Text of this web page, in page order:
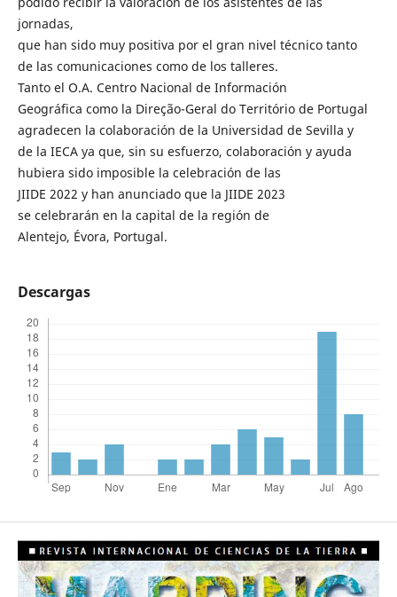
jornadas,
que han sido muy positiva por el gran nivel técnico tanto
de las comunicaciones como de los talleres.
Tanto el O.A. Centro Nacional de Información
Geográfica como la Direção-Geral do Território de Portugal
agradecen la colaboración de la Universidad de Sevilla y
de la IECA ya que, sin su esfuerzo, colaboración y ayuda
hubiera sido imposible la celebración de las
JIIDE 2022 y han anunciado que la JIIDE 2023
se celebrarán en la capital de la región de
Alentejo, Évora, Portugal.
Descargas